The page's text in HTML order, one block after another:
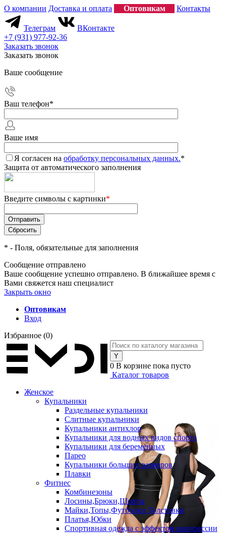
О компании Доставка и оплата Оптовикам Контакты
Телеграм
ВКонтакте
+7 (931) 977-92-36
Заказать звонок
Заказать звонок
Ваше сообщение
Ваш телефон*
Ваше имя
Я согласен на обработку персональных данных.*
Защита от автоматического заполнения
Введите символы с картинки*
* - Поля, обязательные для заполнения
Сообщение отправлено
Ваше сообщение успешно отправлено. В ближайшее время с
Вами свяжется наш специалист
Закрыть окно
Оптовикам
Вход
Избранное (0)
0 В корзине пока пусто
Каталог товаров
Женское
Купальники
Раздельные купальники
Слитные купальники
Купальники антихлор
Купальники для водных видов спорта
Купальники для беременных
Парео
Купальники больших размеров
Плавки
Фитнес
Комбинезоны
Лосины,Брюки,Шорты
Майки,Топы,Футболки,Толстовки
Платья,Юбки
Спортивная одежда с эффектом компрессии